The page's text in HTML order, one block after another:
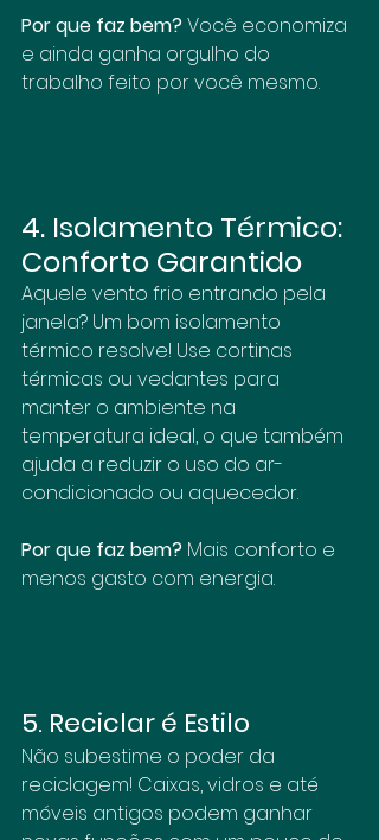
Por que faz bem? Você economiza
e ainda ganha orgulho do
trabalho feito por você mesmo.
4. Isolamento Térmico:
Conforto Garantido
Aquele vento frio entrando pela
janela? Um bom isolamento
térmico resolve! Use cortinas
térmicas ou vedantes para
manter o ambiente na
temperatura ideal, o que também
ajuda a reduzir o uso do ar-
condicionado ou aquecedor.
Por que faz bem? Mais conforto e
menos gasto com energia.
5. Reciclar é Estilo
Não subestime o poder da
reciclagem! Caixas, vidros e até
móveis antigos podem ganhar